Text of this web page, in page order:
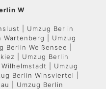
W
| Umzug Berlin
Wartenberg | Umzug
Berlin Weißensee |
| Umzug Berlin
| Umzug
Berlin Winsviertel |
| Umzug Berlin